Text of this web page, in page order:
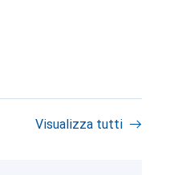
Visualizza tutti